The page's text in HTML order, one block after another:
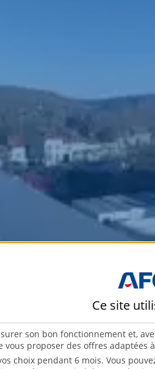
Ce site
son bon fonctionnement et,
vous proposer des offres adaptées
choix pendant 6 mois. Vous